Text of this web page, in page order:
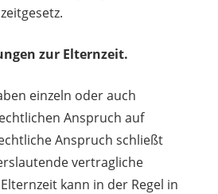
zur Elternzeit.
einzeln oder auch
Anspruch auf
Anspruch schließt
vertragliche
kann in der Regel in